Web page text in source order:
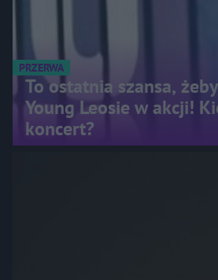
PRZERWA
To ostatnia szansa,
Young Leosie w akcji!
koncert?